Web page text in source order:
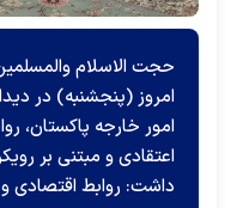
حجت الاسلام
امروز (پنجشنبه) در
امور خارجه پاکستان،
اعتقادی و مبتنی بر
داشت: روابط